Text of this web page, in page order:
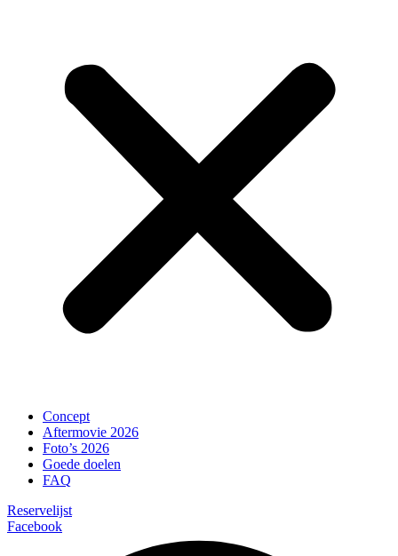
Concept
Aftermovie 2026
Foto’s 2026
Goede doelen
FAQ
Reservelijst
Facebook